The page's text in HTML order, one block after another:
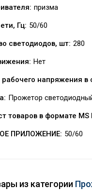
призма
Гц: 50/60
светодиодов, шт: 280
Нет
напряжения в
Прожетор
товаров в формате MS
ПРИЛОЖЕНИЕ: 50/60
из категории